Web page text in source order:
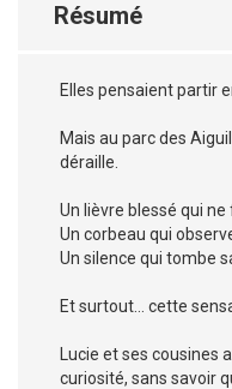
Résumé
Elles pensaient partir
Mais au parc des
déraille.
Un lièvre blessé qui ne
Un corbeau qui
Un silence qui tombe
Et surtout… cette
Lucie et ses
curiosité, sans savoir